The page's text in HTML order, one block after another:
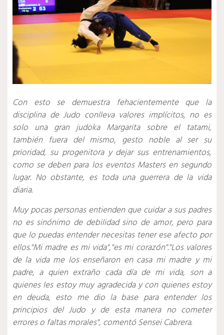
Con esto se demuestra fehacientemente que la
disciplina de Judo conlleva valores implícitos, no es
solo una gran judoka Margarita sobre el tatami,
también fuera del mismo, gesto noble al ser su
prioridad, su progenitora y dejar sus entrenamientos,
como se deben para los eventos Masters en segundo
lugar. No obstante, es toda una guerrera de la vida
diaria.
Muy pocas personas entienden que cuidar a sus padres
no es sinónimo de debilidad sino de amor, pero para
que lo puedas entender necesitas tener ese afecto por
ellos."Mi madre es mi vida","es mi corazón"."Los valores
de la vida me los enseñaron en casa mi madre y mi
padre, a quien extraño cada día de mi vida, son a
quienes les estoy muy agradecida y con quienes estoy
en deuda, esto me dio la base para entender los
principios del Judo y de esta manera no cometer
errores o faltas morales", comentó Sensei Cabrera.